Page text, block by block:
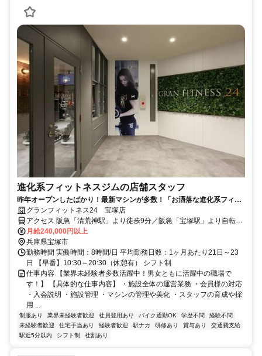
進化系フィットネスジムの店舗スタッフ
昨年オープンしたばかり！最新マシンが多数！「お洒落な進化系フィッ
トネスジム」で社員募集！未経験歓迎！
グランフィットネス24 宝塚店
アクセス 阪急「清荒神駅」より徒歩9分／阪急「宝塚駅」より自転車
で5分
月給240,000円以上
兵庫県宝塚市
勤務時間 実働時間：8時間/日 平均勤務日数：1ヶ月あたり21日～23
日 【早番】10:30～20:30（休憩有） シフト制
仕事内容 【業界未経験者多数活躍中！男女ともに活躍中の職場で
す！】 【具体的な仕事内容】 ・施設全体の運営業務 ・会員様の対応
・入会説明 ・施設管理 ・マシンの管理や美化 ・スタッフの育成や採
用 ...
制服あり 業界未経験者歓迎 社員登用あり バイク通勤OK 学歴不問
経験不問
未経験者歓迎
住宅手当あり 経験者歓迎 駅ナカ 研修あり 賞与あり
交通費支給
駅近5分以内
シフト制 社割あり